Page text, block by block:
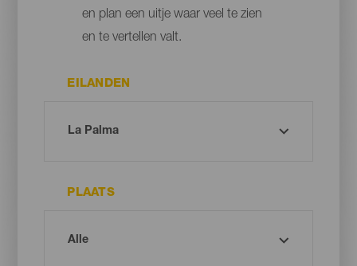
en plan een uitje waar veel te zien
en te vertellen valt.
EILANDEN
PLAATS